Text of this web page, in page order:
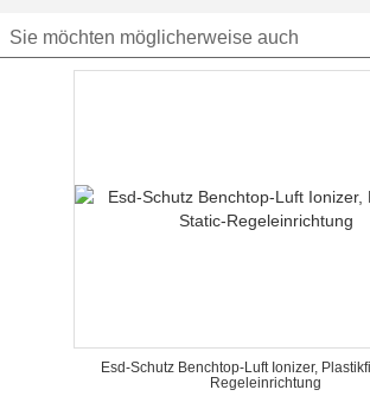
Sie möchten möglicherweise auch
Esd-Schutz Benchtop-Luft Ionizer,
Regeleinrichtung